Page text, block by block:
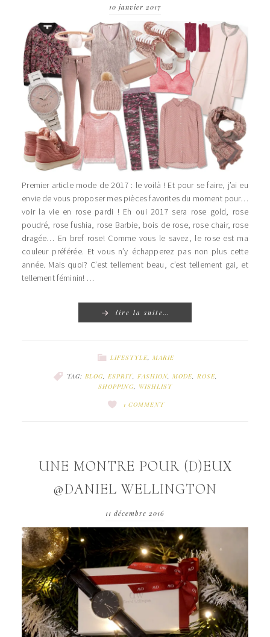
10 janvier 2017
Premier article mode de 2017 : le voilà ! Et pour se faire, j’ai eu
envie de vous proposer mes pièces favorites du moment pour…
voir la vie en rose pardi ! Eh oui 2017 sera rose gold, rose
poudré, rose fushia, rose Barbie, bois de rose, rose chair, rose
dragée… En bref rose! Comme vous le savez, le rose est ma
couleur préférée. Et vous n’y échapperez pas non plus cette
année. Mais quoi? C’est tellement beau, c’est tellement gai, et
tellement féminin! …
lire la suite…
LIFESTYLE, MARIE
TAG: BLOG, ESPRIT, FASHION, MODE, ROSE,
SHOPPING, WISHLIST
1 COMMENT
UNE MONTRE POUR (D)EUX
@DANIEL WELLINGTON
11 décembre 2016